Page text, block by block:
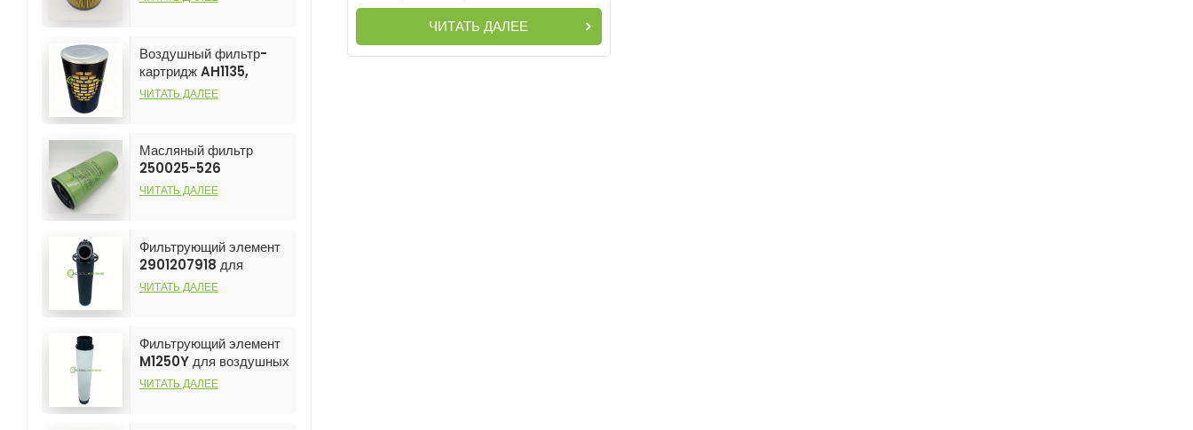
предназначен для
фильтрации воздушных
компрессоров.
Воздушный фильтр-
картридж AH1135,
настраиваемый, для
предназначен для
воздушных
компрессоров.
ЧИТАТЬ ДАЛЕЕ
Масляный фильтр
250025-526
Высокопроизводительный,
компрессоров
ЧИТАТЬ ДАЛЕЕ
Фильтрующий элемент
2901207918 для
воздушных
высокоэффективный
фильтр для воздушных
компрессоров.
ЧИТАТЬ ДАЛЕЕ
Фильтрующий элемент
M1250Y для воздушных
компрессоров:
ЧИТАТЬ ДАЛЕЕ
сепаратор KV100-027 93618858
DB2160 SB-564 1630160717
2205406506
ЧИТАТЬ ДАЛЕЕ